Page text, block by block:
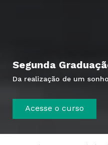
Segunda
Da realização de um
Acesse o curso